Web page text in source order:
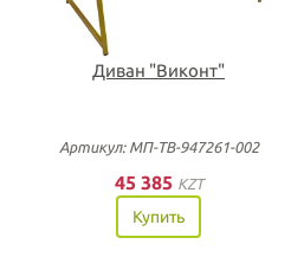
Диван "Виконт"
Артикул: МП-ТВ-947261-002
45 385 KZT
Купить